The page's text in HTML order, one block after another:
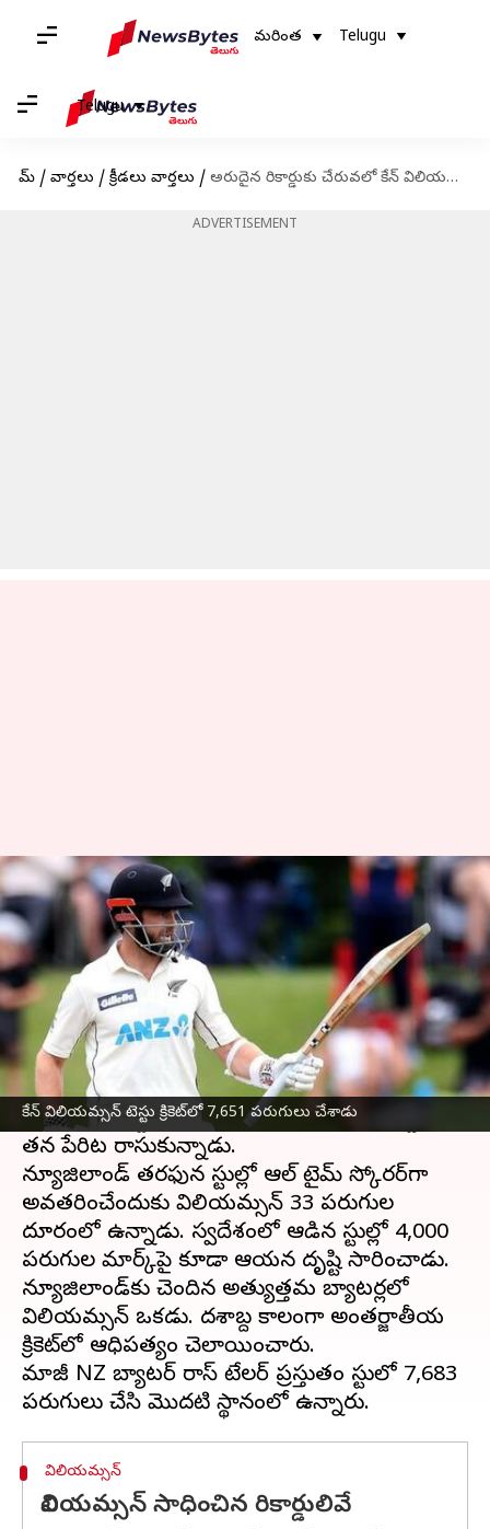
మరింత Telugu
Telugu
హోమ్ / వార్తలు / క్రీడలు వార్తలు / అరుదైన రికార్డుకు చేరువలో కేన్ విలియమ్సన్
ADVERTISEMENT
కేన్ విలియమ్సన్ టెస్టు క్రికెట్‌లో 7,651 పరుగులు చేశాడు
అరుదైన రికార్డుకు చేరువలో కేన్
విలియమ్సన్
వ్రాసిన వారు Jayachandra Akuri Feb 21, 2023
ఈ వార్తాకథనం ఏంటి
టెస్టులో న్యూజిలాండ్ప్లేయర్ కేన్ విలియమ్సన్ సరికొత్త
రికార్డులను బద్దలు కొట్టాడు. వెల్లింగ్టన్ లోని ఇంగ్లండ్
జరుగుతున్న టెస్టు సిరీస్‌లో రెండు సంచలన రికార్డులను
తన పేరిట రాసుకున్నాడు.
న్యూజిలాండ్ తరఫున టెస్టుల్లో ఆల్ టైమ్ స్కోరర్‌గా
అవతరించేందుకు విలియమ్సన్ 33 పరుగుల
దూరంలో ఉన్నాడు. స్వదేశంలో ఆడిన టెస్టుల్లో 4,000
పరుగుల మార్క్‌పై కూడా ఆయన దృష్టి సారించాడు.
న్యూజిలాండ్‌కు చెందిన అత్యుత్తమ బ్యాటర్లలో
విలియమ్సన్ ఒకడు. దశాబ్ద కాలంగా అంతర్జాతీయ
క్రికెట్‌లో ఆధిపత్యం చెలాయించారు.
మాజీ NZ బ్యాటర్ రాస్ టేలర్ ప్రస్తుతం టెస్టులో 7,683
విలియమ్సన్
విలియమ్సన్ సాధించిన రికార్డులివే